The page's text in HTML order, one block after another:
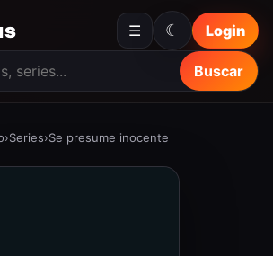
☰
Buscar
Login
☾
›Series›Se presume inocente